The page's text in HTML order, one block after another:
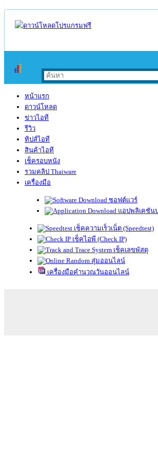
หน้าแรก
ดาวน์โหลด
ข่าวไอที
รีวิว
ทิปส์ไอที
สินค้าไอที
เช็ครอบหนัง
รวมคลิป Thaiware
เครื่องมือ
ซอฟต์แวร์
แอปพลิเคชัน
เช็คความเร็วเน็ต (Speedtest)
เช็คไอพี (Check IP)
เช็คเลขพัสดุ
สุ่มออนไลน์
เครื่องมือคำนวณวันออนไลน์